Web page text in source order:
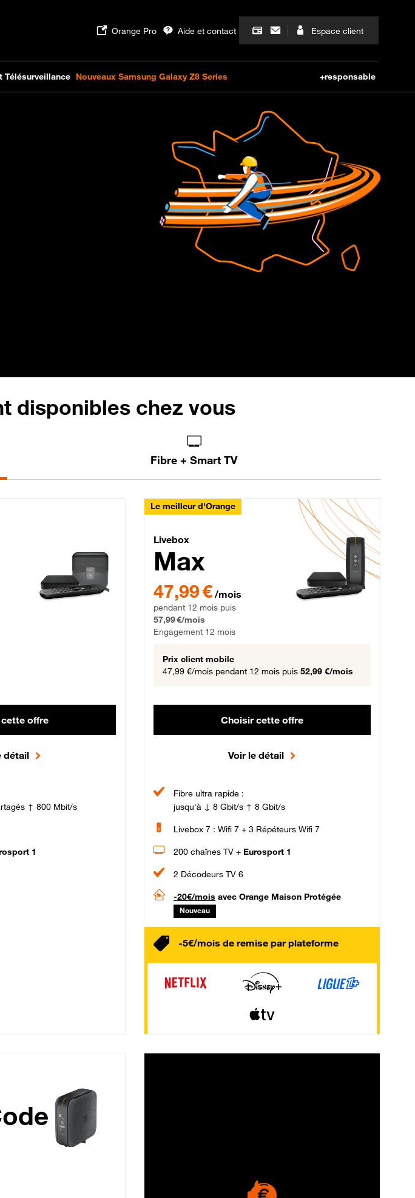
disponibles chez vous
Fibre + Smart TV
Fibre
mois puis 42,99 € par mois, Engagement 12 mois
offre
détail
↑ 800 Mbit/s
1
Le meilleur d'Orange
Livebox Max Fibre
Livebox
Max
47,99 € par mois pendant 12 mois puis 57,99 € par mois,
47,99 € /mois
pendant 12 mois puis
57,99 €/mois
Engagement 12 mois
Prix client mobile
47,99 €/mois pendant 12 mois puis 52,99 €/mois
Choisir cette offre
Voir le détail
Fibre ultra rapide :
jusqu'à ↓ 8 Gbit/s ↑ 8 Gbit/s
Livebox 7 : Wifi 7 + 3 Répéteurs Wifi 7
200 chaînes TV + Eurosport 1
2 Décodeurs TV 6
-20€/mois avec Orange Maison Protégée
Nouveau
-5€/mois de remise par plateforme
Fibre_18_26